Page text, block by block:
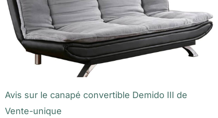
Avis sur le canapé convertible Demido III de
Vente-unique